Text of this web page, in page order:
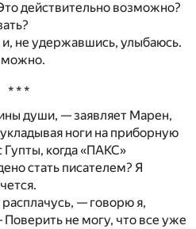
действительно возможно?
не удержавшись, улыбаюсь.
* * *
души, — заявляет Марен,
ноги на приборную
когда «ПАКС»
стать писателем? Я
— говорю я,
не могу, что все уже